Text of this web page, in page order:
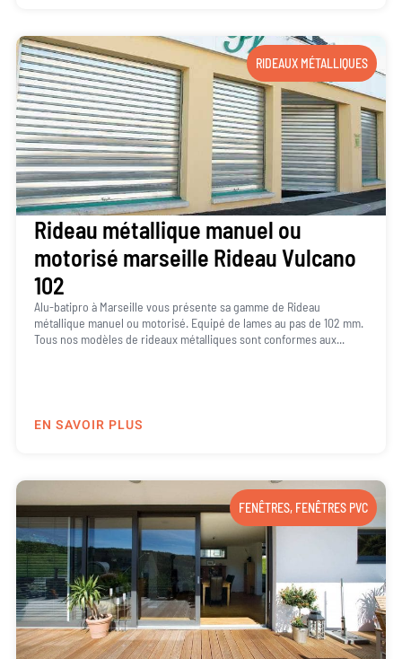
RIDEAUX MÉTALLIQUES
Rideau métallique manuel ou
motorisé marseille Rideau Vulcano
102
Alu-batipro à Marseille vous présente sa gamme de Rideau
métallique manuel ou motorisé. Equipé de lames au pas de 102 mm.
Tous nos modèles de rideaux métalliques sont conformes aux...
EN SAVOIR PLUS
FENÊTRES, FENÊTRES PVC